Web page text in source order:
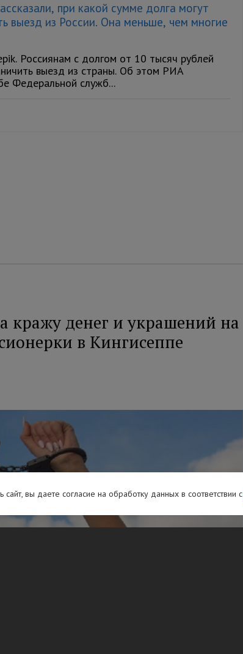
при какой сумме долга могут
выезд из России. Она меньше, чем многие
Россиянам с долгом от 10 тысяч рублей
выезд из страны. Об этом РИА
Федеральной служб...
кражу денег и украшений на
в Кингисеппе
вы даете согласие на обработку данных в соответствии с